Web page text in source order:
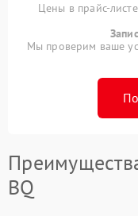
Цены в прайс-
Мы проверим ваше
BQ